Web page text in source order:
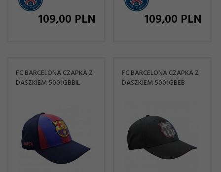
109,00 PLN 109,00 PLN
FC BARCELONA CZAPKA Z
DASZKIEM 5001GBBIL
FC BARCELONA CZAPKA Z
DASZKIEM 5001GBEB